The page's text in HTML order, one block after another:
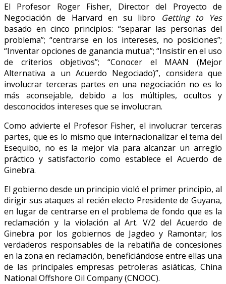
El Profesor Roger Fisher, Director del Proyecto de
Negociación de Harvard en su libro
Getting to Yes
basado en cinco principios: “separar las personas del
problema”; “centrarse en los intereses, no posiciones”;
“Inventar opciones de ganancia mutua”; “Insistir en el uso
de criterios objetivos”; “Conocer el MAAN (Mejor
Alternativa a un Acuerdo Negociado)”, considera que
involucrar terceras partes en una negociación no es lo
más aconsejable, debido a los múltiples, ocultos y
desconocidos intereses que se involucran.
Como advierte el Profesor Fisher, el involucrar terceras
partes, que es lo mismo que internacionalizar el tema del
Esequibo, no es la mejor vía para alcanzar un arreglo
práctico y satisfactorio como establece el Acuerdo de
Ginebra.
El gobierno desde un principio violó el primer principio, al
dirigir sus ataques al recién electo Presidente de Guyana,
en lugar de centrarse en el problema de fondo que es la
reclamación y la violación al Art. V/2 del Acuerdo de
Ginebra por los gobiernos de Jagdeo y Ramontar; los
verdaderos responsables de la rebatiña de concesiones
en la zona en reclamación, beneficiándose entre ellas una
de las principales empresas petroleras asiáticas, China
National Offshore Oil Company (CNOOC).